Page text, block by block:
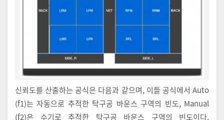
신뢰도를 산출하는 공식은 다음과 같으며, 이들 공식에서 Auto
(f1)는 자동으로 추적한 탁구공 바운스 구역의 빈도, Manual
(f2)은 수기로 추적한 탁구공 바운스 구역의 빈도이다.